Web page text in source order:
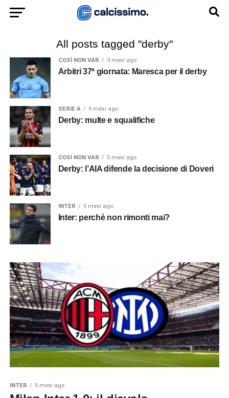
All posts tagged "derby"
COSÌ NON VAR 3 mesi ago
Arbitri 37ª giornata: Maresca per il derby
SERIE A 5 mesi ago
Derby: multe e squalifiche
COSÌ NON VAR 5 mesi ago
Derby: l’AIA difende la decisione di Doveri
INTER 5 mesi ago
Inter: perchè non rimonti mai?
INTER 5 mesi ago